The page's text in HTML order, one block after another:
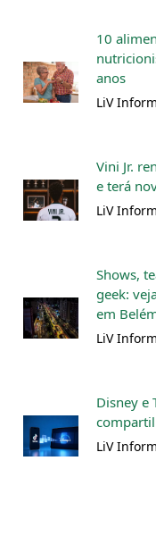
10
anos
LiV
Vini Jr.
e terá
LiV
Shows,
geek:
em
LiV
Disney e
LiV